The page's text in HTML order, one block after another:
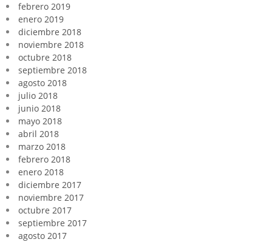
febrero 2019
enero 2019
diciembre 2018
noviembre 2018
octubre 2018
septiembre 2018
agosto 2018
julio 2018
junio 2018
mayo 2018
abril 2018
marzo 2018
febrero 2018
enero 2018
diciembre 2017
noviembre 2017
octubre 2017
septiembre 2017
agosto 2017